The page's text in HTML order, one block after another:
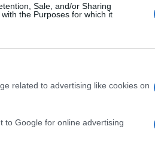
Sale, and/or Sharing
the Purposes for which it
related to advertising like cookies on
to Google for online advertising